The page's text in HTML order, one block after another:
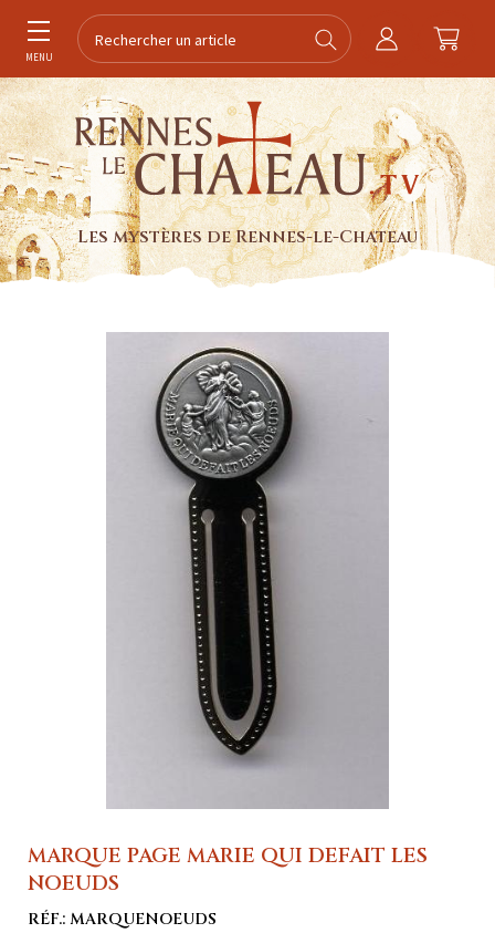
MENU
Les mystères de Rennes-le-Chateau
MARQUE PAGE MARIE QUI DEFAIT LES
NOEUDS
RÉF.: MARQUENOEUDS